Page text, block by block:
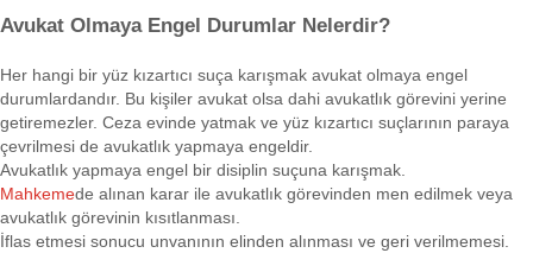
Avukat Olmaya Engel Durumlar Nelerdir?
Her hangi bir yüz kızartıcı suça karışmak avukat olmaya engel
durumlardandır. Bu kişiler avukat olsa dahi avukatlık görevini yerine
getiremezler. Ceza evinde yatmak ve yüz kızartıcı suçlarının paraya
çevrilmesi de avukatlık yapmaya engeldir.
Avukatlık yapmaya engel bir disiplin suçuna karışmak.
Mahkemede alınan karar ile avukatlık görevinden men edilmek veya
avukatlık görevinin kısıtlanması.
İflas etmesi sonucu unvanının elinden alınması ve geri verilmemesi.